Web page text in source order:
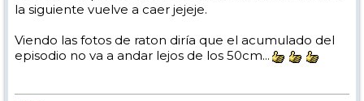
la siguiente vuelve a caer jejeje.
Viendo las fotos de raton diría que el acumulado del
episodio no va a andar lejos de los 50cm...